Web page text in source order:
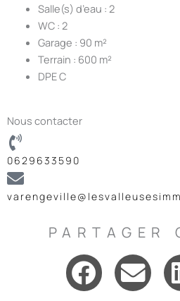
Salle(s) d’eau : 2
WC : 2
Garage : 90 m²
Terrain : 600 m²
DPE C
Nous contacter
0629633590
PARTAGER